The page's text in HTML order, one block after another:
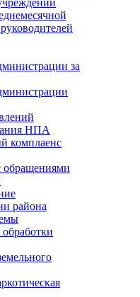
за
НПА
комплаенс
обращениями
района